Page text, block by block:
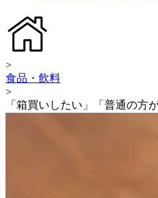
>
食品・飲料
>
「箱買いしたい」「普通の方